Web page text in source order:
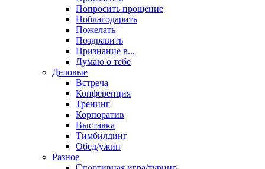
Попросить прощение
Поблагодарить
Пожелать
Поздравить
Признание в...
Думаю о тебе
Деловые
Встреча
Конференция
Тренинг
Корпоратив
Выставка
Тимбилдинг
Обед/ужин
Разное